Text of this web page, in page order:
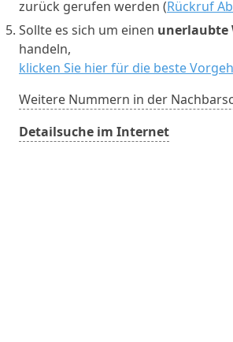
zurück gerufen werden (Rückruf
Sollte es sich um einen unerlaubte
handeln,
klicken Sie hier für die beste
Weitere Nummern in der
Detailsuche im Internet